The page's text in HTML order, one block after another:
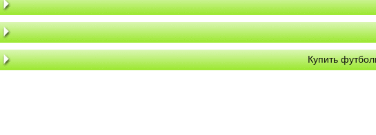
Купить